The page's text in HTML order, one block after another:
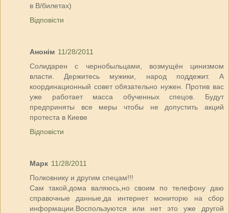
в В/билетах)
Відповісти
Анонім 11/28/2011
Солидарен с чернобыльцами, возмущён цинизмом
власти. Держитесь мужики, народ поддежит. А
координационный совет обязательно нужен. Против вас
уже работает масса обученных спецов. Будут
предприняты все меры чтобы не допустить акций
протеста в Киеве
Відповісти
Марк 11/28/2011
Полковнику и другим спецам!!!
Сам такой,дома валяюсь,но своим по телефону даю
справочные данные,да интернет мониторю на сбор
информации.Воспользуются или нет это уже другой